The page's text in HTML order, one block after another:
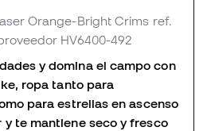
Orange-Bright Crims ref.
HV6400-492
y domina el campo con
ropa tanto para
para estrellas en ascenso
y te mantiene seco y fresco